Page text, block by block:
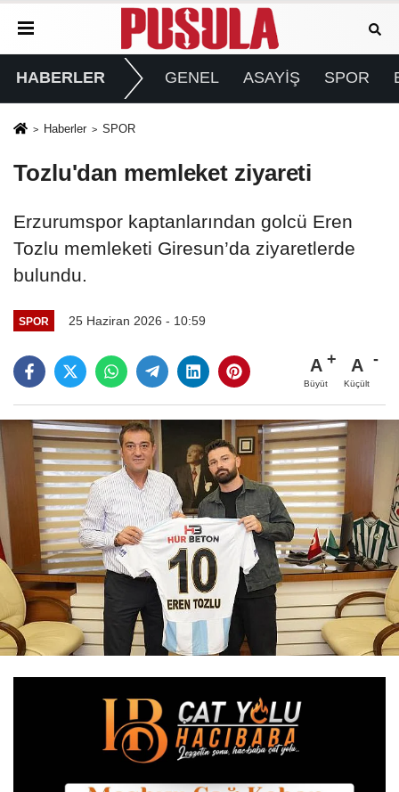
HABERLER GENEL ASAYİŞ SPOR
Haberler SPOR
Tozlu'dan memleket ziyareti
Erzurumspor kaptanlarından golcü Eren
Tozlu memleketi Giresun’da ziyaretlerde
bulundu.
SPOR 25 Haziran 2026 - 10:59
A
Büyüt
A
Küçült